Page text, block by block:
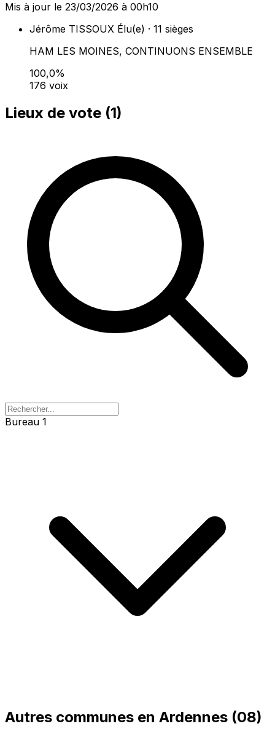
Mis à jour le 23/03/2026 à 00h10
Jérôme TISSOUX Élu(e) · 11 sièges
HAM LES MOINES, CONTINUONS ENSEMBLE
100,0%
176 voix
Lieux de vote (1)
Bureau 1
Autres communes en Ardennes (08)